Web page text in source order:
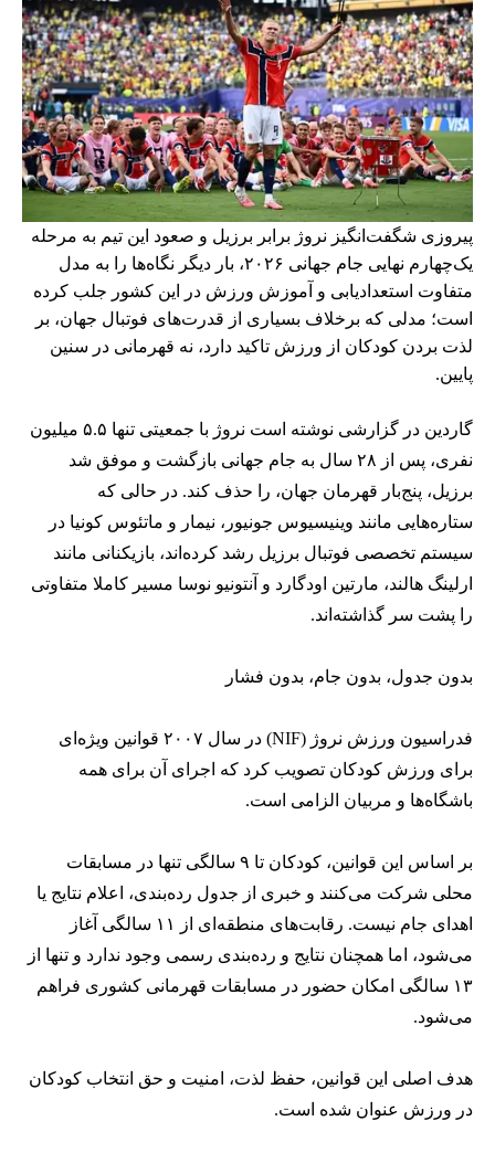
پیروزی شگفت‌انگیز نروژ برابر برزیل و صعود این تیم به مرحله
یک‌چهارم نهایی جام جهانی ۲۰۲۶، بار دیگر نگاه‌ها را به مدل
متفاوت استعدادیابی و آموزش ورزش در این کشور جلب کرده
است؛ مدلی که برخلاف بسیاری از قدرت‌های فوتبال جهان، بر
لذت بردن کودکان از ورزش تاکید دارد، نه قهرمانی در سنین
پایین.
گاردین در گزارشی نوشته است نروژ با جمعیتی تنها ۵.۵ میلیون
نفری، پس از ۲۸ سال به جام جهانی بازگشت و موفق شد
برزیل، پنج‌بار قهرمان جهان، را حذف کند. در حالی که
ستاره‌هایی مانند وینیسیوس جونیور، نیمار و ماتئوس کونیا در
سیستم تخصصی فوتبال برزیل رشد کرده‌اند، بازیکنانی مانند
ارلینگ هالند، مارتین اودگارد و آنتونیو نوسا مسیر کاملا متفاوتی
را پشت سر گذاشته‌اند.
بدون جدول، بدون جام، بدون فشار
فدراسیون ورزش نروژ (NIF) در سال ۲۰۰۷ قوانین ویژه‌ای
برای ورزش کودکان تصویب کرد که اجرای آن برای همه
باشگاه‌ها و مربیان الزامی است.
بر اساس این قوانین، کودکان تا ۹ سالگی تنها در مسابقات
محلی شرکت می‌کنند و خبری از جدول رده‌بندی، اعلام نتایج یا
اهدای جام نیست. رقابت‌های منطقه‌ای از ۱۱ سالگی آغاز
می‌شود، اما همچنان نتایج و رده‌بندی رسمی وجود ندارد و تنها از
۱۳ سالگی امکان حضور در مسابقات قهرمانی کشوری فراهم
می‌شود.
هدف اصلی این قوانین، حفظ لذت، امنیت و حق انتخاب کودکان
در ورزش عنوان شده است.